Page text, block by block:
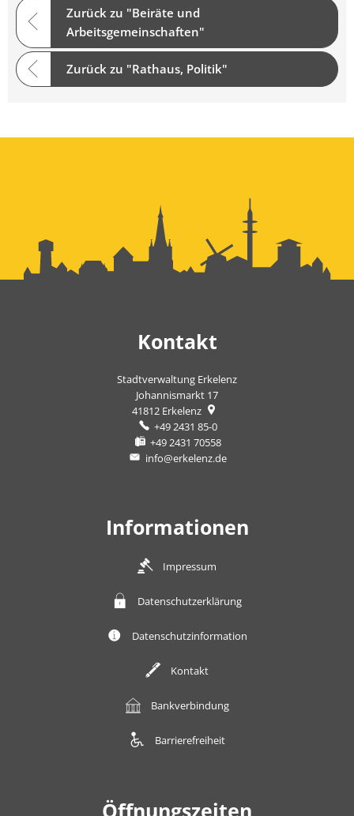
Zurück zu "Beiräte und
Arbeitsgemeinschaften"
Zurück zu "Rathaus, Politik"
Kontakt
Stadtverwaltung Erkelenz
Johannismarkt 17
41812 Erkelenz
+49 2431 85-0
+49 2431 70558
info@erkelenz.de
Informationen
Impressum
Datenschutzerklärung
Datenschutzinformation
Kontakt
Bankverbindung
Barrierefreiheit
Öffnungszeiten